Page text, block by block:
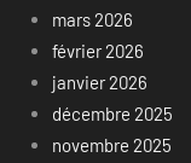
mars 2026
février 2026
janvier 2026
décembre 2025
novembre 2025